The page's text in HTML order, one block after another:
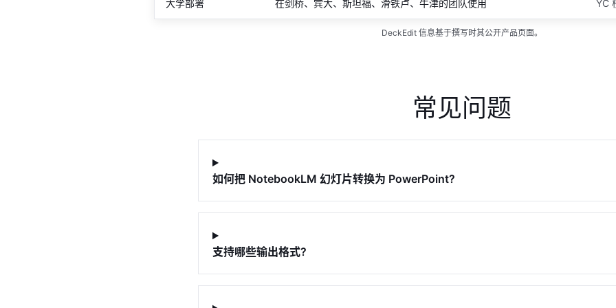
大学部署 在剑桥、宾大、斯坦福、滑铁卢、牛津的团队使用 YC
DeckEdit 信息基于撰写时其公开产品页面。
常见问题
如何把 NotebookLM 幻灯片转换为 PowerPoint?
支持哪些输出格式?